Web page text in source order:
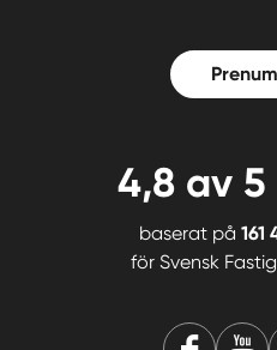
4,8 av 5
baserat på 161
för Svensk